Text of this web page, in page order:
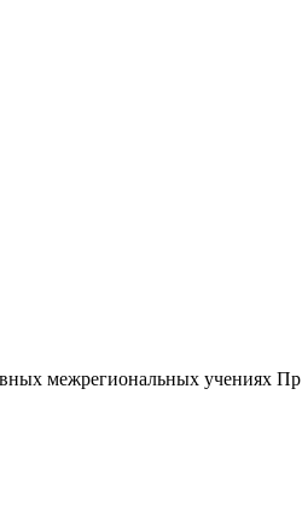
межрегиональных учениях Пр